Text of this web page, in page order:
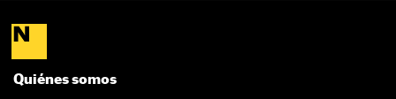
Quiénes somos